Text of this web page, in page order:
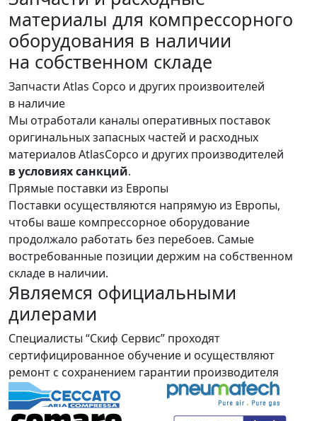
материалы для компрессорного
оборудования в наличии
на собственном складе
Запчасти Atlas Copco и других произвоителей
в наличие
Мы отработали каналы оперативных поставок
оригинальных запасных частей и расходных
материалов AtlasCopco и других производителей
в условиях санкций.
Прямые поставки из Европы
Поставки осуществляются напрямую из Европы,
чтобы ваше компрессорное оборудование
продолжало работать без перебоев. Самые
востребованные позиции держим на собственном
складе в наличии.
Являемся официальными
дилерами
Специалисты “Скиф Сервис” проходят
сертифицированное обучение и осуществляют
ремонт с сохранением гарантии производителя